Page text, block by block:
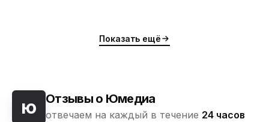
Показать ещё
ю Отзывы о Юмедиа
отвечаем на каждый в течение 24 часов